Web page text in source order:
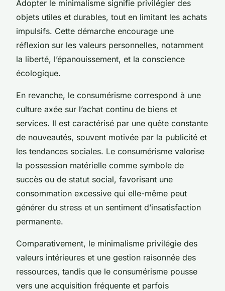
Adopter le minimalisme signifie privilégier des
objets utiles et durables, tout en limitant les achats
impulsifs. Cette démarche encourage une
réflexion sur les valeurs personnelles, notamment
la liberté, l’épanouissement, et la conscience
écologique.
En revanche, le consumérisme correspond à une
culture axée sur l’achat continu de biens et
services. Il est caractérisé par une quête constante
de nouveautés, souvent motivée par la publicité et
les tendances sociales. Le consumérisme valorise
la possession matérielle comme symbole de
succès ou de statut social, favorisant une
consommation excessive qui elle-même peut
générer du stress et un sentiment d’insatisfaction
permanente.
Comparativement, le minimalisme privilégie des
valeurs intérieures et une gestion raisonnée des
ressources, tandis que le consumérisme pousse
vers une acquisition fréquente et parfois